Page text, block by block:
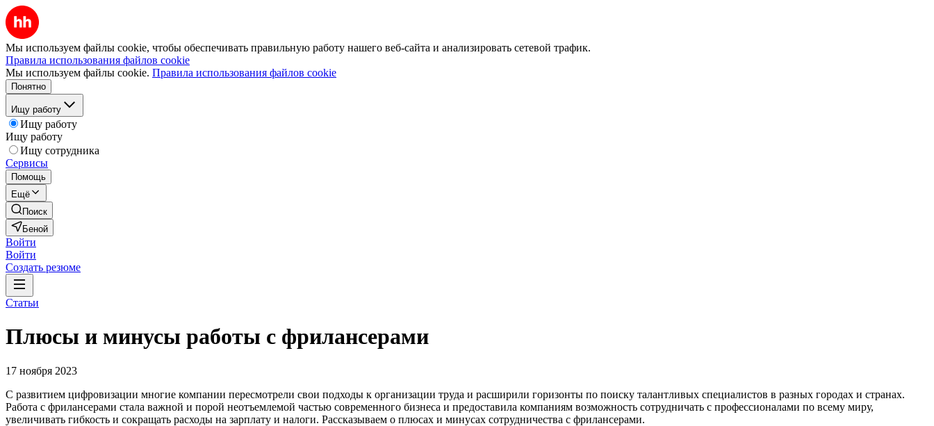
Мы используем файлы cookie, чтобы обеспечивать правильную работу нашего веб-сайта и анализировать сетевой трафик.
Правила использования файлов cookie
Мы используем файлы cookie. Правила использования файлов cookie
Понятно
Ищу работу
Ищу работу
Ищу работу
Ищу сотрудника
Сервисы
Помощь
Ещё
Поиск
Беной
Войти
Войти
Создать резюме
Статьи
Плюсы и минусы работы с фрилансерами
17 ноября 2023
С развитием цифровизации многие компании пересмотрели свои подходы к организации труда и расширили горизонты по поиску талантливых специалистов в разных городах и странах.
Работа с фрилансерами стала важной и порой неотъемлемой частью современного бизнеса и предоставила компаниям возможность сотрудничать с профессионалами по всему миру,
увеличивать гибкость и сокращать расходы на зарплату и налоги. Рассказываем о плюсах и минусах сотрудничества с фрилансерами.